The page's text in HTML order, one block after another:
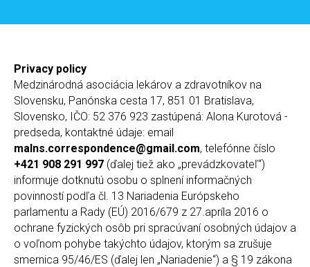
Privacy policy
Medzinárodná asociácia lekárov a zdravotníkov na
Slovensku, Panónska cesta 17, 851 01 Bratislava,
Slovensko, IČO: 52 376 923 zastúpená: Alona Kurotová -
predseda, kontaktné údaje: email
malns.correspondence@gmail.com, telefónne číslo
+421 908 291 997 (ďalej tiež ako „prevádzkovateľ“)
informuje dotknutú osobu o splnení informačných
povinností podľa čl. 13 Nariadenia Európskeho
parlamentu a Rady (EÚ) 2016/679 z 27.apríla 2016 o
ochrane fyzických osôb pri spracúvaní osobných údajov a
o voľnom pohybe takýchto údajov, ktorým sa zrušuje
smernica 95/46/ES (ďalej len „Nariadenie“) a § 19 zákona